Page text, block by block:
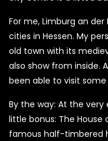
For me, Limburg an
cities in Hessen. My
old town with its
also show from inside.
been able to visit
By the way: At the
little bonus: The
famous half-timbered